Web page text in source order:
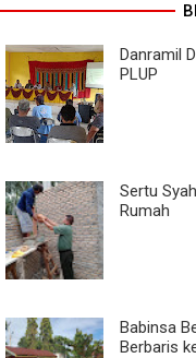
Danramil
PLUP
Sertu
Rumah
Babinsa
Berbaris